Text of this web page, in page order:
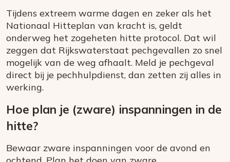
Tijdens extreem warme dagen en zeker als het
Nationaal Hitteplan van kracht is, geldt
onderweg het zogeheten hitte protocol. Dat wil
zeggen dat Rijkswaterstaat pechgevallen zo snel
mogelijk van de weg afhaalt. Meld je pechgeval
direct bij je pechhulpdienst, dan zetten zij alles in
werking.
Hoe plan je (zware) inspanningen in de
hitte?
Bewaar zware inspanningen voor de avond en